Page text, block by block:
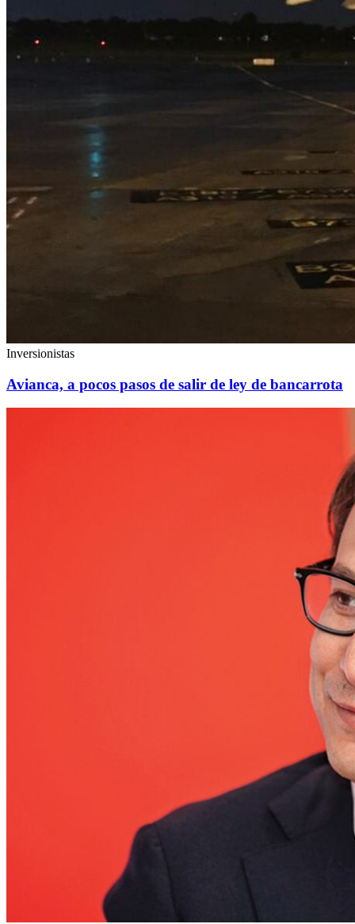
Inversionistas
Avianca, a pocos pasos de salir de ley de bancarrota